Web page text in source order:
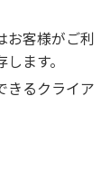
お客様がご利
ます。
きるクライア